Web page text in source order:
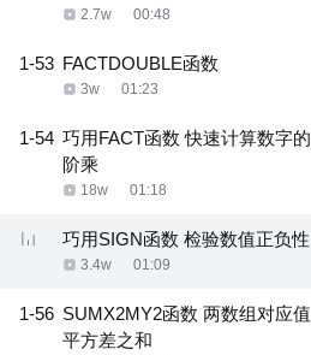
2.7w 00:48
1-53 FACTDOUBLE函数
3w 01:23
1-54 巧用FACT函数 快速计算数字的
阶乘
18w 01:18
巧用SIGN函数 检验数值正负性
3.4w 01:09
1-56 SUMX2MY2函数 两数组对应值
平方差之和